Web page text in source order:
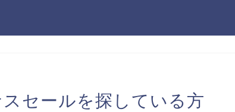
セールを探している方